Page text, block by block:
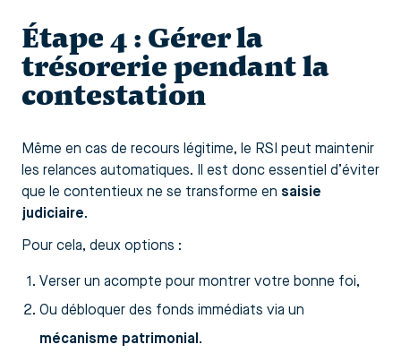
Étape 4 : Gérer la
trésorerie pendant la
contestation
Même en cas de recours légitime, le RSI peut maintenir
les relances automatiques. Il est donc essentiel d’éviter
que le contentieux ne se transforme en saisie
judiciaire.
Pour cela, deux options :
Verser un acompte pour montrer votre bonne foi,
Ou débloquer des fonds immédiats via un
mécanisme patrimonial .